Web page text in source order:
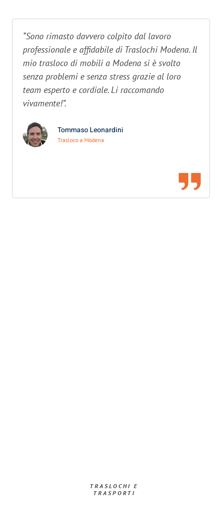
“Sono rimasto davvero colpito dal lavoro
professionale e affidabile di Traslochi Modena. Il
mio trasloco di mobili a Modena si è svolto
senza problemi e senza stress grazie al loro
team esperto e cordiale. Li raccomando
vivamente!”.
Tommaso Leonardini
Trasloco a Modena
TRASLOCHI E
TRASPORTI​